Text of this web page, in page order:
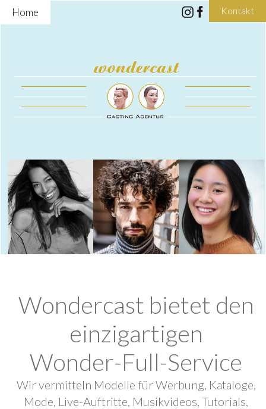
Home Kontakt
Wondercast bietet den
einzigartigen
Wonder-Full-Service
Wir vermitteln Modelle für Werbung, Kataloge,
Mode, Live-Auftritte, Musikvideos, Tutorials,